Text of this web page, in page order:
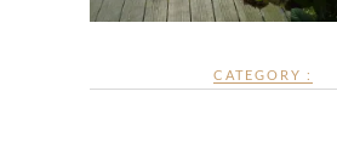
CATEGORY :